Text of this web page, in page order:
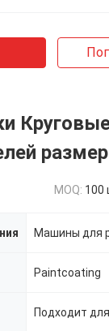
MOQ: 100
Машины для
Paintcoating